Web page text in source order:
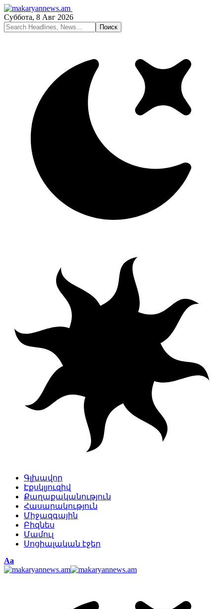
Суббота, 8 Авг 2026
Գլխավոր
Էքսկլյուզիվ
Քաղաքականություն
Հասարակություն
Միջազգային
Բիզնես
Մամուլ
Սոցիալական էջեր
Изменение
размера
Аа